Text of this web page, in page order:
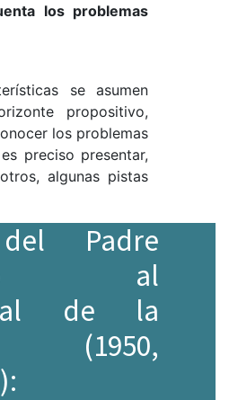
los problemas
se asumen
propositivo,
los problemas
preciso presentar,
algunas pistas
Padre
al
de la
(1950,